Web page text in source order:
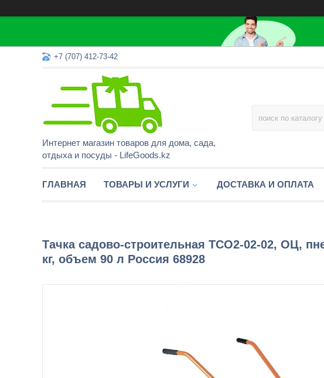
+7 (707) 412-73-42
Интернет магазин товаров для дома, сада,
отдыха и посуды - LifeGoods.kz
ГЛАВНАЯ ТОВАРЫ И УСЛУГИ ДОСТАВКА И ОПЛАТА
Тачка садово-строительная ТСО2-02-02, ОЦ,
кг, объем 90 л Россия 68928